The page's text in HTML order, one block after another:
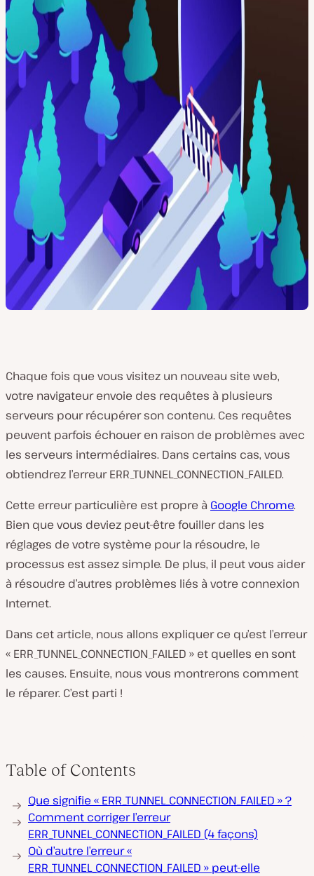
Chaque fois que vous visitez un nouveau site web,
votre navigateur envoie des requêtes à plusieurs
serveurs pour récupérer son contenu. Ces requêtes
peuvent parfois échouer en raison de problèmes avec
les serveurs intermédiaires. Dans certains cas, vous
obtiendrez l’erreur ERR_TUNNEL_CONNECTION_FAILED.
Cette erreur particulière est propre à Google Chrome.
Bien que vous deviez peut-être fouiller dans les
réglages de votre système pour la résoudre, le
processus est assez simple. De plus, il peut vous aider
à résoudre d’autres problèmes liés à votre connexion
Internet.
Dans cet article, nous allons expliquer ce qu’est l’erreur
« ERR_TUNNEL_CONNECTION_FAILED » et quelles en sont
les causes. Ensuite, nous vous montrerons comment
le réparer. C’est parti !
Table of Contents
Que signifie « ERR_TUNNEL_CONNECTION_FAILED » ?
Comment corriger l’erreur
ERR_TUNNEL_CONNECTION_FAILED (4 façons)
Où d’autre l’erreur «
ERR_TUNNEL_CONNECTION_FAILED » peut-elle